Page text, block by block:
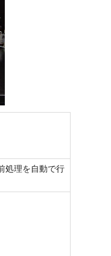
処理を自動で行